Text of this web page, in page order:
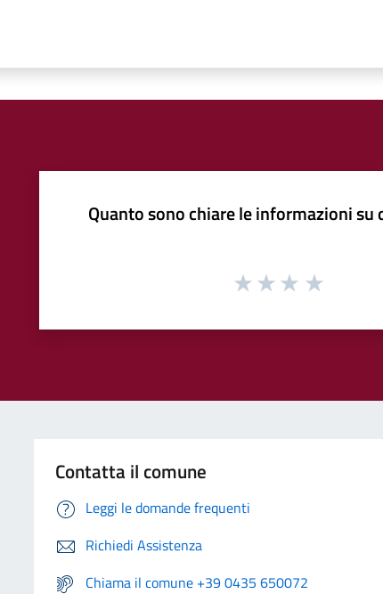
Quanto sono chiare le informazioni su
Contatta il comune
Leggi le domande frequenti
Richiedi Assistenza
Chiama il comune +39 0435 650072